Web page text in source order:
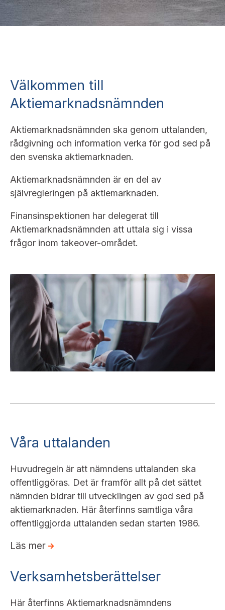
Ledamöter
Publikationer och anföranden
Sök uttalanden
Kontakt administrativa ärenden
Välkommen till
Aktiemarknadsnämnden
Aktiemarknadsnämnden ska genom uttalanden,
rådgivning och information verka för god sed på
den svenska aktiemarknaden.
Aktiemarknadsnämnden är en del av
självregleringen på aktiemarknaden.
Finansinspektionen har delegerat till
Aktiemarknadsnämnden att uttala sig i vissa
frågor inom takeover-området.
Våra uttalanden
Huvudregeln är att nämndens uttalanden ska
offentliggöras. Det är framför allt på det sättet
nämnden bidrar till utvecklingen av god sed på
aktiemarknaden. Här återfinns samtliga våra
offentliggjorda uttalanden sedan starten 1986.
Läs mer
Verksamhetsberättelser
Här återfinns Aktiemarknadsnämndens